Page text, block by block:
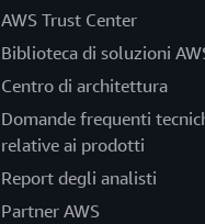
AWS Trust Center
Biblioteca di soluzioni
Centro di architettura
Domande frequenti
relative ai prodotti
Report degli analisti
Partner AWS